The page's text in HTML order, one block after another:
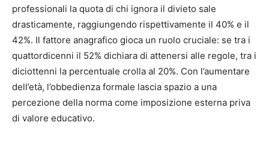
professionali la quota di chi ignora il divieto sale
drasticamente, raggiungendo rispettivamente il 40% e il
42%. Il fattore anagrafico gioca un ruolo cruciale: se tra i
quattordicenni il 52% dichiara di attenersi alle regole, tra i
diciottenni la percentuale crolla al 20%. Con l’aumentare
dell’età, l’obbedienza formale lascia spazio a una
percezione della norma come imposizione esterna priva
di valore educativo.